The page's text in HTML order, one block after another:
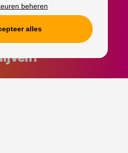
op de hoogte
voor onze nieuwsbrief!
beheren
alles